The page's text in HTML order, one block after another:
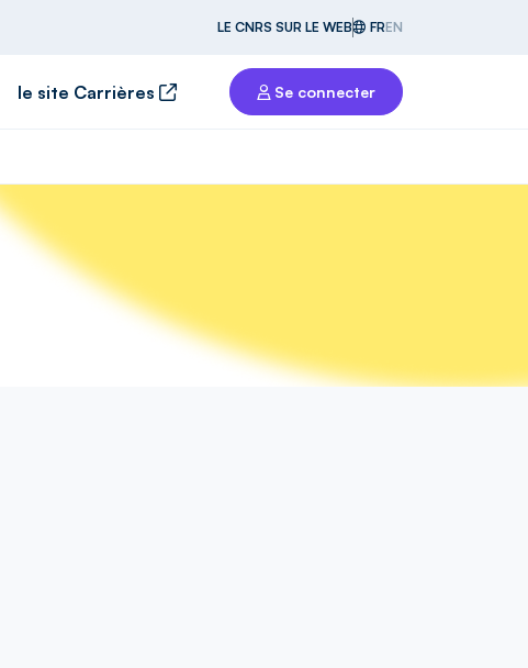
LE CNRS SUR LE WEB FREN
le site Carrières Se connecter